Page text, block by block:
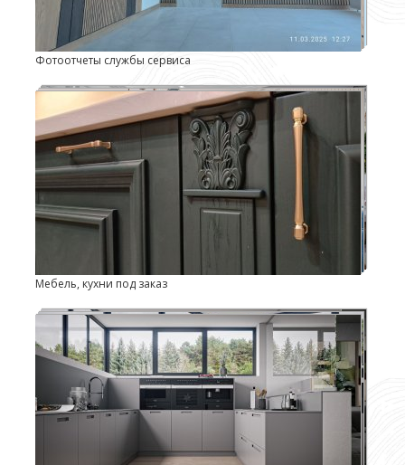
Фотоотчеты службы сервиса
Мебель, кухни под заказ